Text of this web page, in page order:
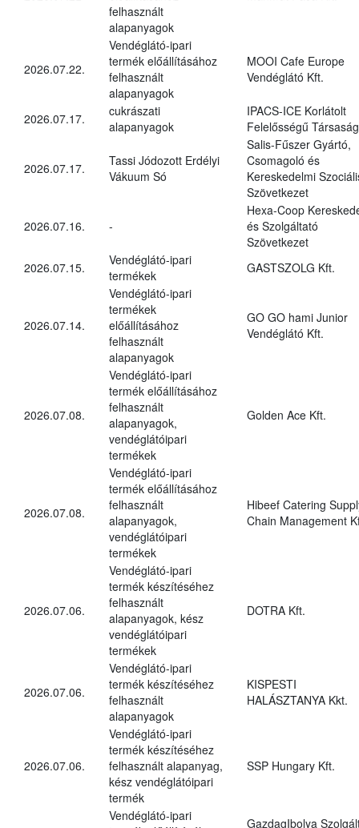
felhasznált
alapanyagok
2026.07.22.
Vendéglátó-ipari
termék előállításához
felhasznált
alapanyagok
MOOI Cafe Europe
Vendéglátó Kft.
2026.07.17.
cukrászati
alapanyagok
IPACS-ICE Korlátolt
Felelősségű Társaság
2026.07.17.
Tassi Jódozott Erdélyi
Vákuum Só
Salis-Fűszer Gyártó,
Csomagoló és
Kereskedelmi
Szövetkezet
2026.07.16. -
Hexa-Coop
és Szolgáltató
Szövetkezet
2026.07.15.
Vendéglátó-ipari
termékek
GASTSZOLG Kft.
2026.07.14.
Vendéglátó-ipari
termékek
előállításához
felhasznált
alapanyagok
GO GO hami Junior
Vendéglátó Kft.
2026.07.08.
Vendéglátó-ipari
termék előállításához
felhasznált
alapanyagok,
vendéglátóipari
termékek
Golden Ace Kft.
2026.07.08.
Vendéglátó-ipari
termék előállításához
felhasznált
alapanyagok,
vendéglátóipari
termékek
Hibeef Catering
Chain Management
2026.07.06.
Vendéglátó-ipari
termék készítéséhez
felhasznált
alapanyagok, kész
vendéglátóipari
termékek
DOTRA Kft.
2026.07.06.
Vendéglátó-ipari
termék készítéséhez
felhasznált
alapanyagok
KISPESTI
HALÁSZTANYA Kkt.
2026.07.06.
Vendéglátó-ipari
termék készítéséhez
felhasznált alapanyag,
kész vendéglátóipari
termék
SSP Hungary Kft.
Vendéglátó-ipari
GazdagIbolya